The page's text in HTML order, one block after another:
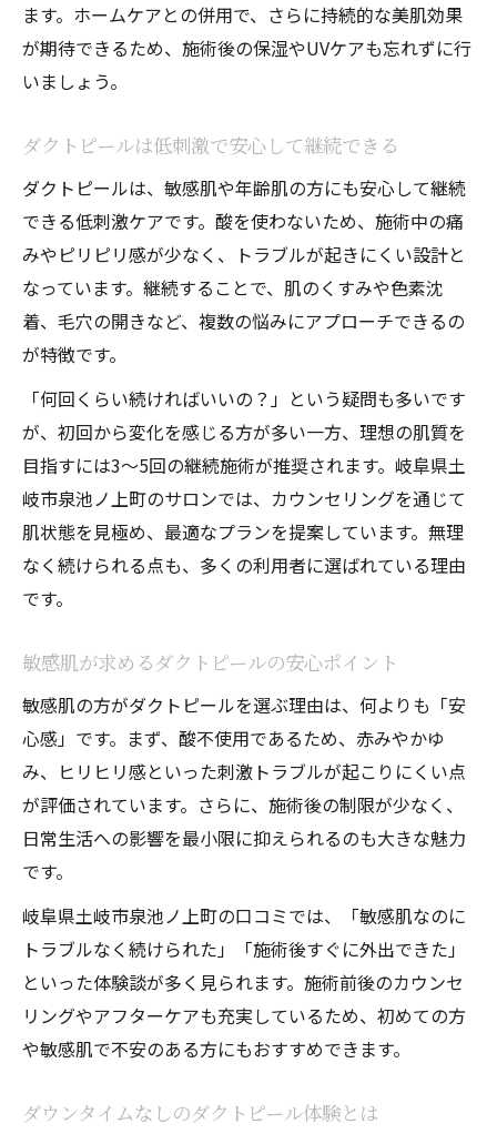
ます。ホームケアとの併用で、さらに持続的な美肌効果
が期待できるため、施術後の保湿やUVケアも忘れずに行
いましょう。
ダクトピールは低刺激で安心して継続できる
ダクトピールは、敏感肌や年齢肌の方にも安心して継続
できる低刺激ケアです。酸を使わないため、施術中の痛
みやピリピリ感が少なく、トラブルが起きにくい設計と
なっています。継続することで、肌のくすみや色素沈
着、毛穴の開きなど、複数の悩みにアプローチできるの
が特徴です。
「何回くらい続ければいいの？」という疑問も多いです
が、初回から変化を感じる方が多い一方、理想の肌質を
目指すには3～5回の継続施術が推奨されます。岐阜県土
岐市泉池ノ上町のサロンでは、カウンセリングを通じて
肌状態を見極め、最適なプランを提案しています。無理
なく続けられる点も、多くの利用者に選ばれている理由
です。
敏感肌が求めるダクトピールの安心ポイント
敏感肌の方がダクトピールを選ぶ理由は、何よりも「安
心感」です。まず、酸不使用であるため、赤みやかゆ
み、ヒリヒリ感といった刺激トラブルが起こりにくい点
が評価されています。さらに、施術後の制限が少なく、
日常生活への影響を最小限に抑えられるのも大きな魅力
です。
岐阜県土岐市泉池ノ上町の口コミでは、「敏感肌なのに
トラブルなく続けられた」「施術後すぐに外出できた」
といった体験談が多く見られます。施術前後のカウンセ
リングやアフターケアも充実しているため、初めての方
や敏感肌で不安のある方にもおすすめできます。
ダウンタイムなしのダクトピール体験とは